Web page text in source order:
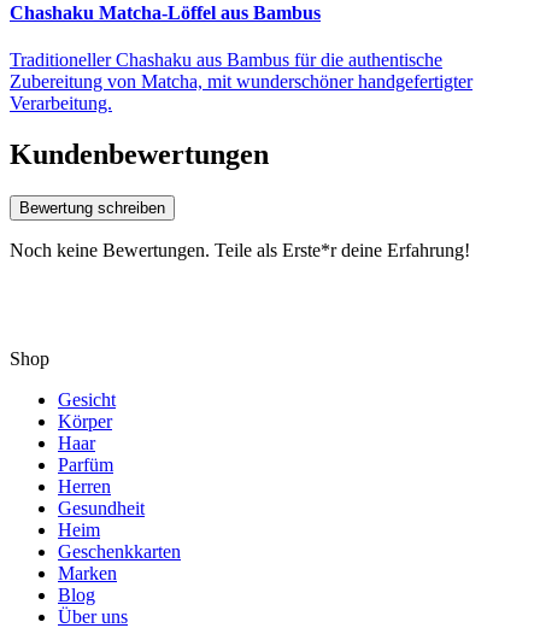
Chashaku Matcha-Löffel aus Bambus
Traditioneller Chashaku aus Bambus für die authentische
Zubereitung von Matcha, mit wunderschöner handgefertigter
Verarbeitung.
Kundenbewertungen
Bewertung schreiben
Noch keine Bewertungen. Teile als Erste*r deine Erfahrung!
Shop
Gesicht
Körper
Haar
Parfüm
Herren
Gesundheit
Heim
Geschenkkarten
Marken
Blog
Über uns